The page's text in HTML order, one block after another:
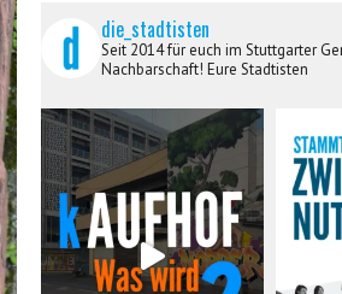
die_stadtisten
Seit 2014 für euch im Stuttgarter
Nachbarschaft! Eure Stadtisten